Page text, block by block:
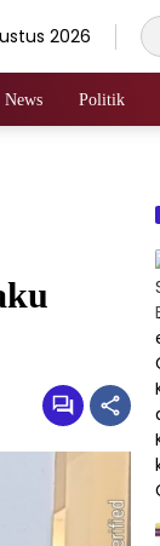
2026
News Politik